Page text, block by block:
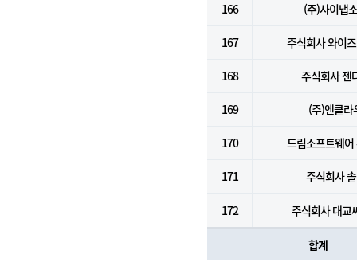
166 (주)사이냅
167 주식회사 와이
168 주식회사 젠
169 (주)엔클라
170 드림소프트웨어
171 주식회사
172 주식회사 대교
합계